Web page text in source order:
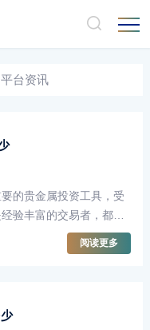
台资讯
的贵金属投资工具，受
验丰富的交易者，都希
利润。尤其是对于小额
值得关注的话题。那
阅读更多